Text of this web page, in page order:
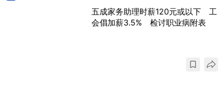
五成家务助理时薪120元或以下 工
会倡加薪3.5% 检讨职业病附表